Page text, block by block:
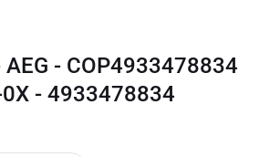
AEG - COP4933478834
- 4933478834